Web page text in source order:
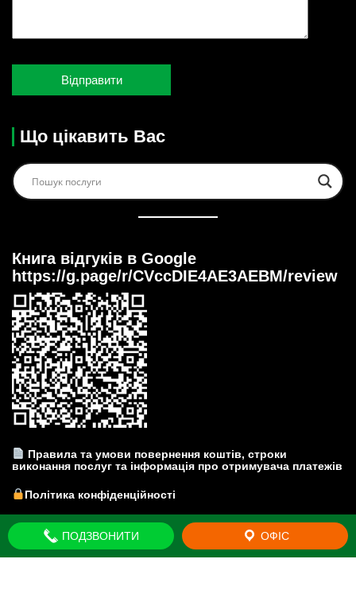
Що цікавить Вас
Книга відгуків в Google
https://g.page/r/CVccDIE4AE3AEBM/review
Правила та умови повернення коштів, строки
виконання послуг та інформація про отримувача платежів
Політика конфіденційності
Прайс-лист на юридичні послуги
ПОДЗВОНИТИ
ОФІС